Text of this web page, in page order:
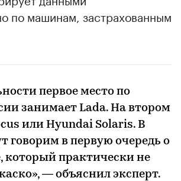
по машинам, застрахованным
первое место по
занимает Lada. На втором
или Hyundai Solaris. В
говорим в первую очередь о
который практически не
— объяснил эксперт.